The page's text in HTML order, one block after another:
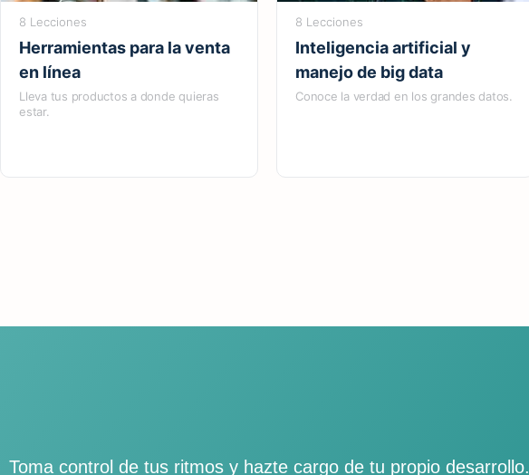
8 Lecciones
Herramientas para la venta
en línea
Lleva tus productos a donde quieras
estar.
8 Lecciones
Inteligencia artificial y
manejo de big data
Conoce la verdad en los grandes datos.
Toma control de tus ritmos y hazte cargo de tu propio desarrollo.